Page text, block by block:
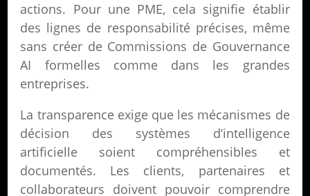
actions. Pour une PME, cela signifie établir
des lignes de responsabilité précises, même
sans créer de Commissions de Gouvernance
AI formelles comme dans les grandes
entreprises.
La transparence exige que les mécanismes de
décision des systèmes d’intelligence
artificielle soient compréhensibles et
documentés. Les clients, partenaires et
collaborateurs doivent pouvoir comprendre